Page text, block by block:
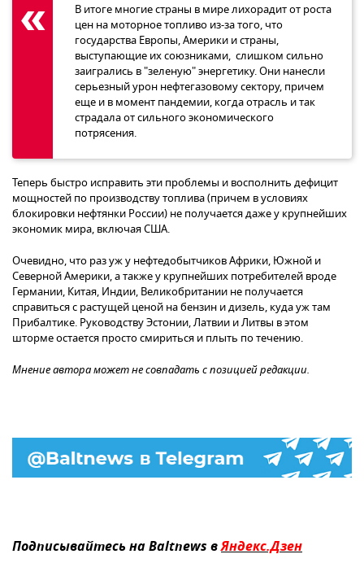
В итоге многие страны в мире лихорадит от роста
цен на моторное топливо из-за того, что
государства Европы, Америки и страны,
выступающие их союзниками, слишком сильно
заигрались в "зеленую" энергетику. Они нанесли
серьезный урон нефтегазовому сектору, причем
еще и в момент пандемии, когда отрасль и так
страдала от сильного экономического
потрясения.
Теперь быстро исправить эти проблемы и восполнить дефицит
мощностей по производству топлива (причем в условиях
блокировки нефтянки России) не получается даже у крупнейших
экономик мира, включая США.
Очевидно, что раз уж у нефтедобытчиков Африки, Южной и
Северной Америки, а также у крупнейших потребителей вроде
Германии, Китая, Индии, Великобритании не получается
справиться с растущей ценой на бензин и дизель, куда уж там
Прибалтике. Руководству Эстонии, Латвии и Литвы в этом
шторме остается просто смириться и плыть по течению.
Мнение автора может не совпадать с позицией редакции.
Подписывайтесь на Baltnews вЯндекс.Дзен